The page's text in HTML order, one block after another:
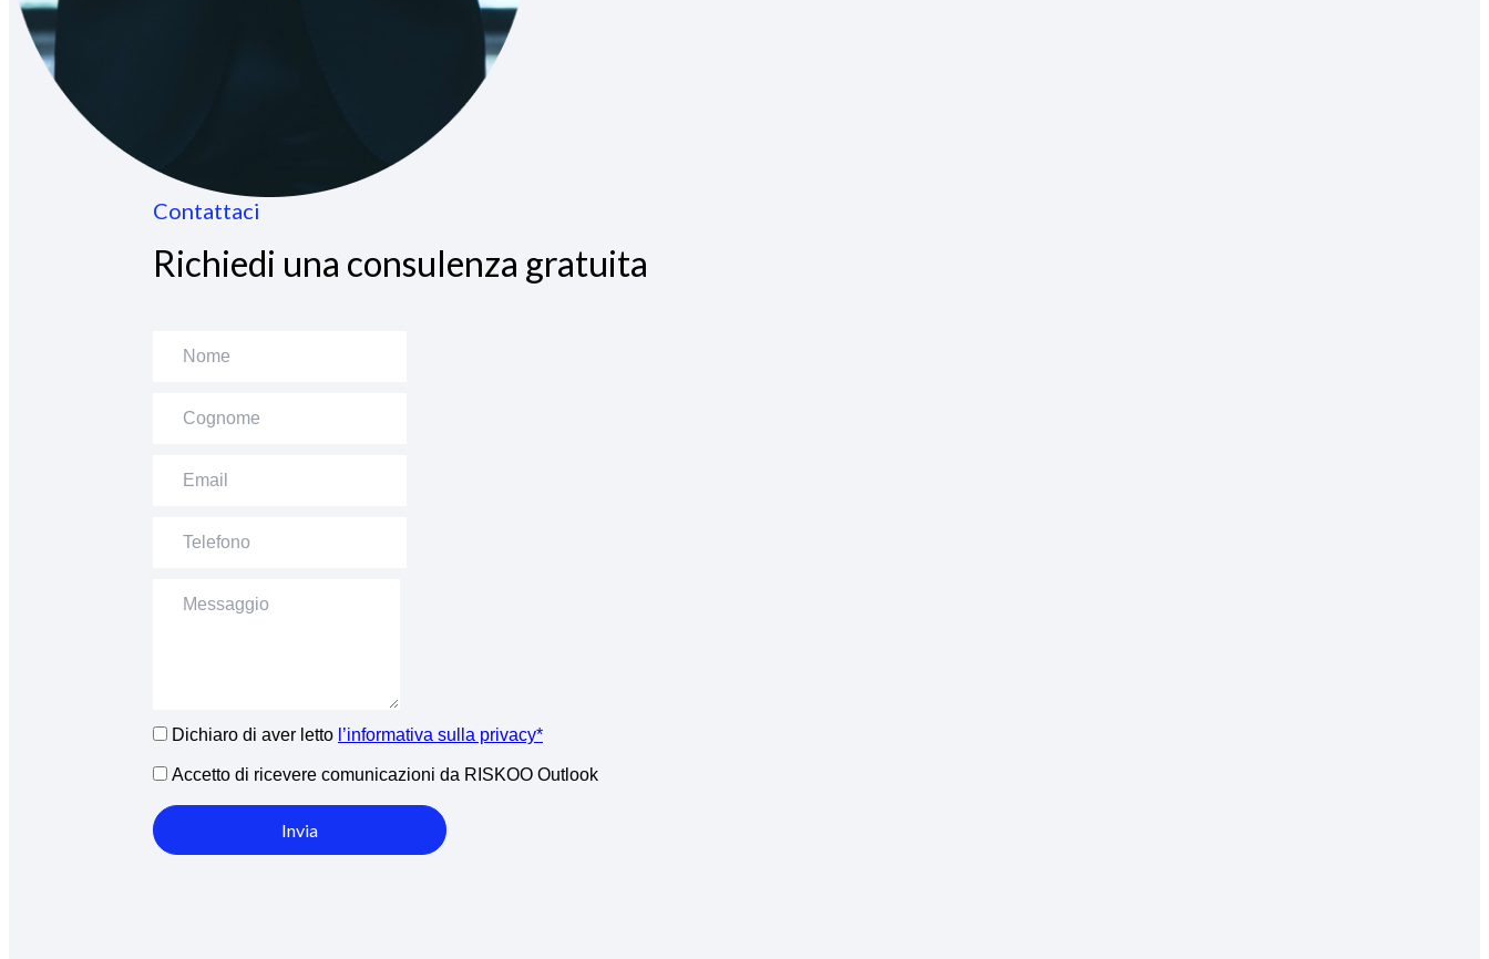
Contattaci
Richiedi una consulenza gratuita
Dichiaro di aver letto l’informativa sulla privacy*
Accetto di ricevere comunicazioni da RISKOO Outlook
Invia